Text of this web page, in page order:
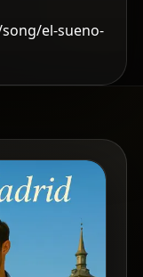
el-sueno-